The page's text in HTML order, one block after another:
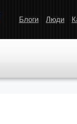
Блоги Люди